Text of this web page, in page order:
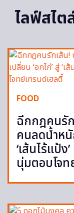
ไลฟ์สไต
FOOD
ฉีกกฎคนรั
คนลดน้ำหนั
‘เส้นไร้แป้
นุ่มตอบโจท